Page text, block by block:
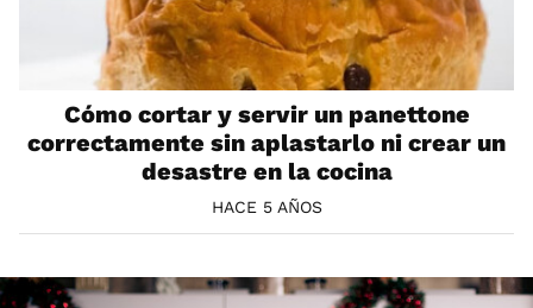
Cómo cortar y servir un panettone
correctamente sin aplastarlo ni crear un
desastre en la cocina
HACE 5 AÑOS